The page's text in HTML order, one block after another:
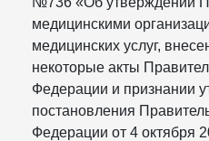
медицинскими
медицинских услуг,
некоторые акты
Федерации и признании
постановления
Федерации от 4 октября